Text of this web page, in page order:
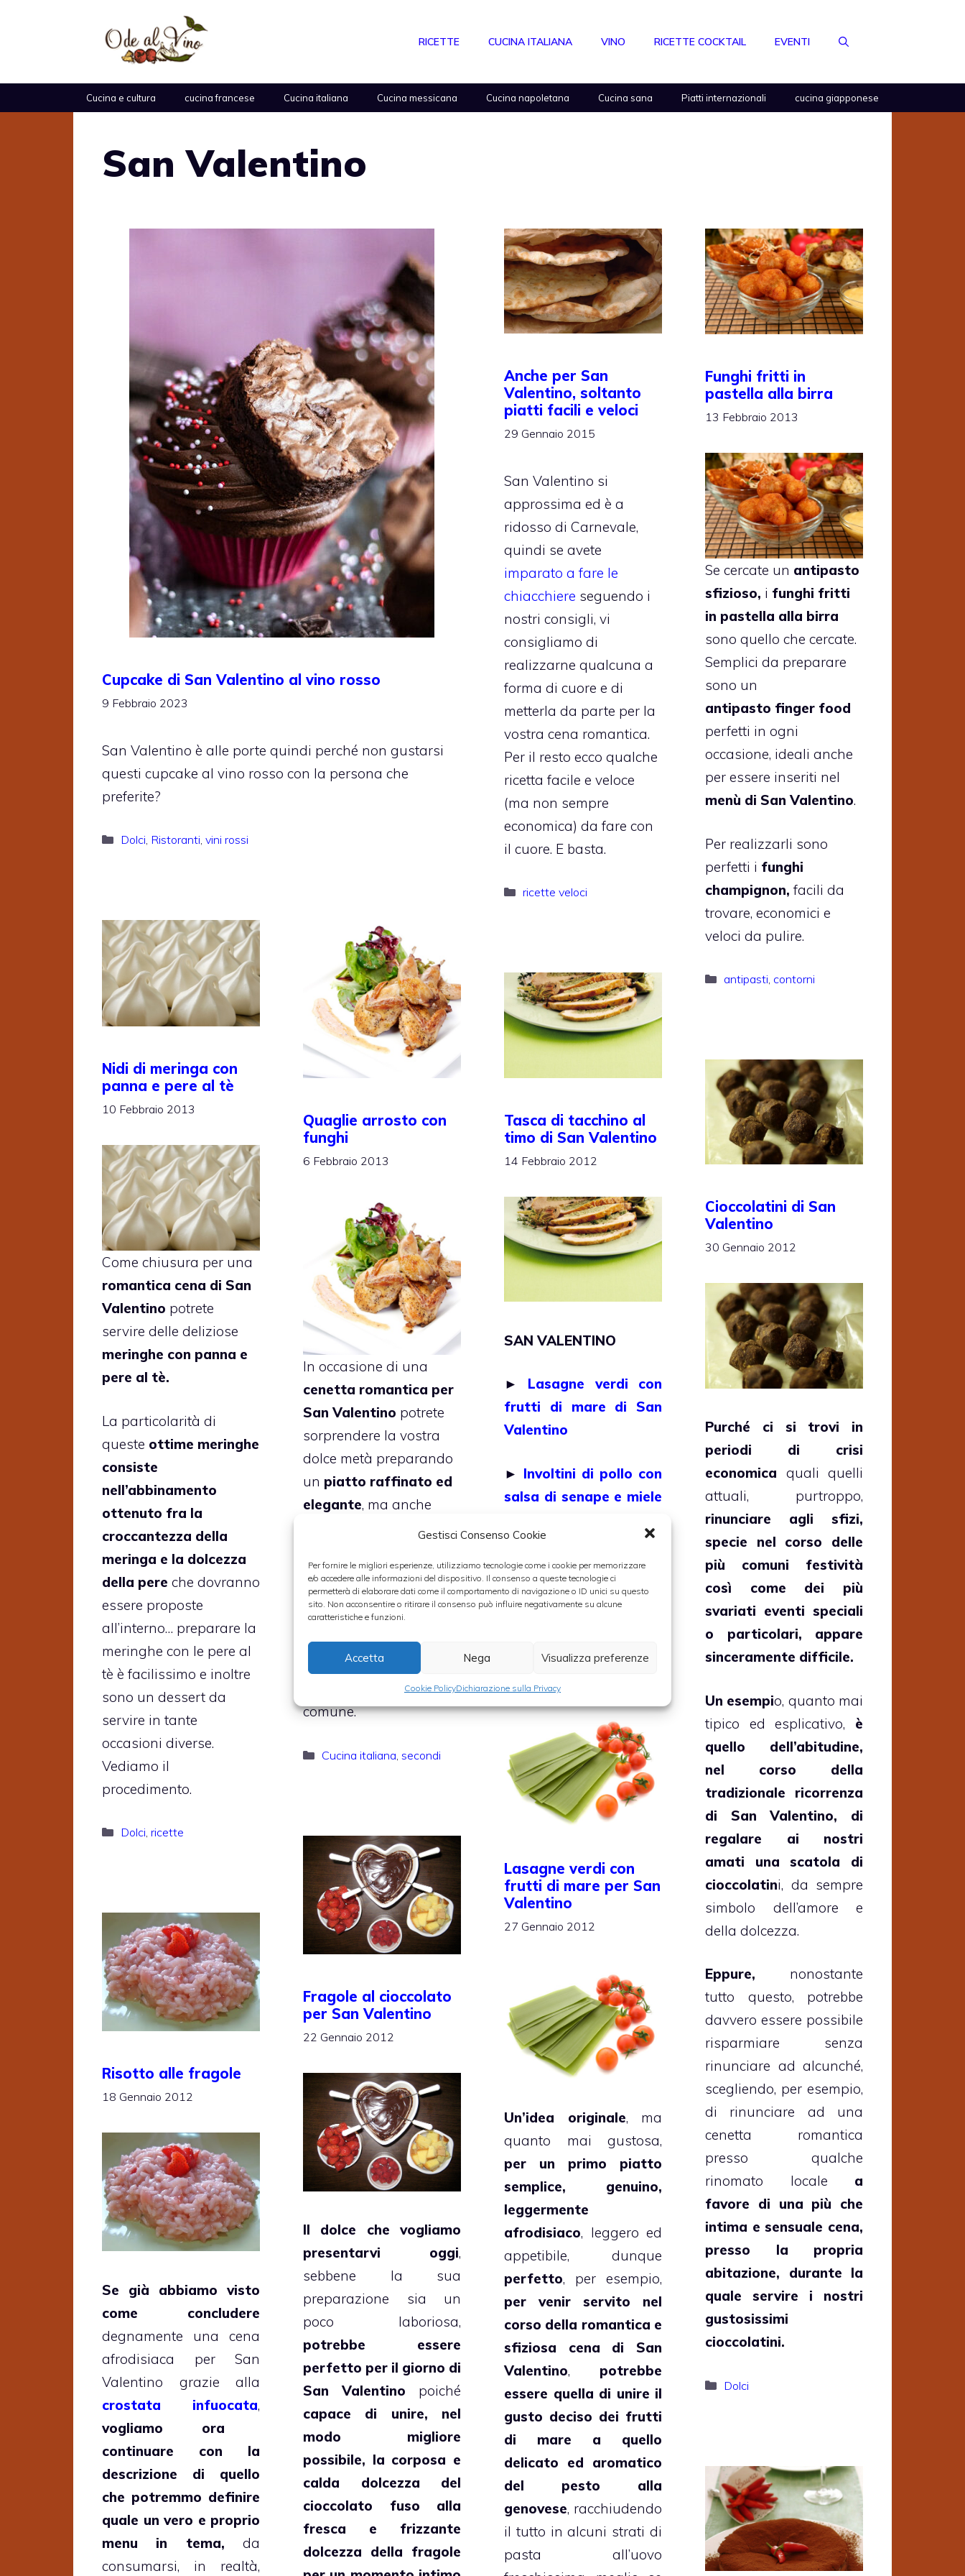
Gestisci Consenso Cookie
Per fornire le migliori esperienze, utilizziamo tecnologie come i cookie per memorizzare
e/o accedere alle informazioni del dispositivo. Il consenso a queste tecnologie ci
permetterà di elaborare dati come il comportamento di navigazione o ID unici su questo
sito. Non acconsentire o ritirare il consenso può influire negativamente su alcune
caratteristiche e funzioni.
Accetta Nega Visualizza preferenze
Cookie PolicyDichiarazione sulla Privacy
RICETTE CUCINA ITALIANA VINO RICETTE COCKTAIL EVENTI
Cucina e cultura cucina francese Cucina italiana Cucina messicana Cucina napoletana Cucina sana Piatti internazionali cucina giapponese
San Valentino
Cupcake di San Valentino al vino rosso
9 Febbraio 2023
San Valentino è alle porte quindi perché non gustarsi
questi cupcake al vino rosso con la persona che
preferite?
Categorie
Dolci, Ristoranti, vini rossi
Anche per San
Valentino, soltanto
piatti facili e veloci
29 Gennaio 2015
San Valentino si
approssima ed è a
ridosso di Carnevale,
quindi se avete
imparato a fare le
chiacchiere seguendo i
nostri consigli, vi
consigliamo di
realizzarne qualcuna a
forma di cuore e di
metterla da parte per la
vostra cena romantica.
Per il resto ecco qualche
ricetta facile e veloce
(ma non sempre
economica) da fare con
il cuore. E basta.
Categorie
ricette veloci
Funghi fritti in
pastella alla birra
13 Febbraio 2013
Se cercate un antipasto
sfizioso, i funghi fritti
in pastella alla birra
sono quello che cercate.
Semplici da preparare
sono un
antipasto finger food
perfetti in ogni
occasione, ideali anche
per essere inseriti nel
menù di San Valentino.
Per realizzarli sono
perfetti i funghi
champignon, facili da
trovare, economici e
veloci da pulire.
Categorie
antipasti contorni
Nidi di meringa con
panna e pere al tè
10 Febbraio 2013
Come chiusura per una
romantica cena di San
Valentino potrete
servire delle deliziose
meringhe con panna e
pere al tè.
La particolarità di
queste ottime meringhe
consiste
nell’abbinamento
ottenuto fra la
croccantezza della
meringa e la dolcezza
della pere che dovranno
essere proposte
all’interno… preparare la
meringhe con le pere al
tè è facilissimo e inoltre
sono un dessert da
servire in tante
occasioni diverse.
Vediamo il
procedimento.
Categorie
Dolci, ricette
Quaglie arrosto con
funghi
6 Febbraio 2013
In occasione di una
cenetta romantica per
San Valentino potrete
sorprendere la vostra
dolce metà preparando
un piatto raffinato ed
elegante, ma anche
arrosto con funghi
sicuramente
rappresentano un
secondo piatto che farà
colpo anche perché non
sono certo un piatto
comune.
Categorie
Cucina italiana secondi
Tasca di tacchino al
timo di San Valentino
14 Febbraio 2012
SAN VALENTINO
► Lasagne verdi con
frutti di mare di San
Valentino
► Involtini di pollo con
salsa di senape e miele
►Cioccolatini di San
Valentino
Cioccolatini di San
Valentino
30 Gennaio 2012
Purché ci si trovi in
periodi di crisi
economica quali quelli
attuali, purtroppo,
rinunciare agli sfizi,
specie nel corso delle
più comuni festività
così come dei più
svariati eventi speciali
o particolari, appare
sinceramente difficile.
Un esempio, quanto mai
tipico ed esplicativo, è
quello dell’abitudine,
nel corso della
tradizionale ricorrenza
di San Valentino, di
regalare ai nostri
amati una scatola di
cioccolatini, da sempre
simbolo dell’amore e
della dolcezza.
Eppure, nonostante
tutto questo, potrebbe
davvero essere possibile
risparmiare senza
rinunciare ad alcunché,
scegliendo, per esempio,
di rinunciare ad una
cenetta romantica
presso qualche
rinomato locale a
favore di una più che
intima e sensuale cena,
presso la propria
abitazione, durante la
quale servire i nostri
gustosissimi
cioccolatini.
Categorie
Dolci
Lasagne verdi con
frutti di mare per San
Valentino
27 Gennaio 2012
Un’idea originale, ma
quanto mai gustosa,
per un primo piatto
semplice, genuino,
leggermente
afrodisiaco, leggero ed
appetibile, dunque
perfetto, per esempio,
per venir servito nel
corso della romantica e
sfiziosa cena di San
Valentino, potrebbe
essere quella di unire il
gusto deciso dei frutti
di mare a quello
delicato ed aromatico
del pesto alla
genovese, racchiudendo
il tutto in alcuni strati di
pasta all’uovo
Fragole al cioccolato
per San Valentino
22 Gennaio 2012
Il dolce che vogliamo
presentarvi oggi,
sebbene la sua
preparazione sia un
poco laboriosa,
potrebbe essere
perfetto per il giorno di
San Valentino poiché
capace di unire, nel
modo migliore
possibile, la corposa e
calda dolcezza del
cioccolato fuso alla
fresca e frizzante
dolcezza della fragole
Risotto alle fragole
18 Gennaio 2012
Se già abbiamo visto
come concludere
degnamente una cena
afrodisiaca per San
Valentino grazie alla
crostata infuocata,
vogliamo ora
continuare con la
descrizione di quello
che potremmo definire
quale un vero e proprio
menu in tema, da
consumarsi, in realtà,